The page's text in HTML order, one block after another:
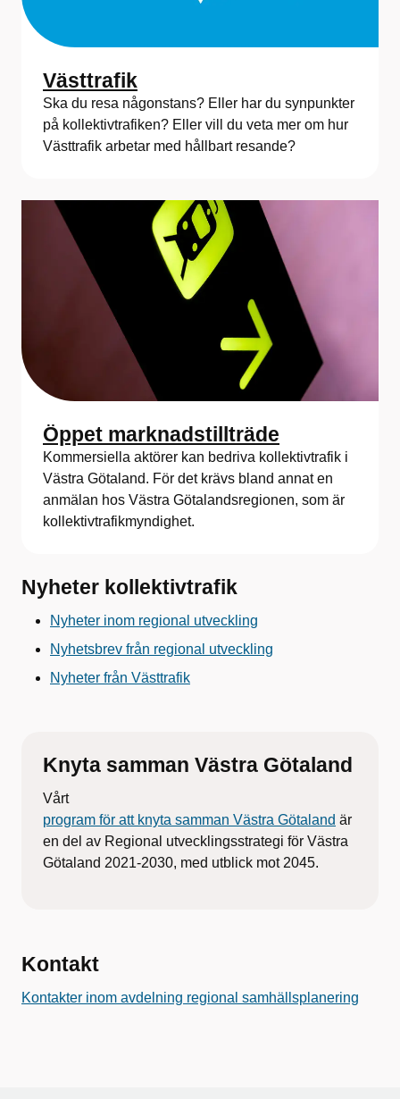
Västtrafik
Ska du resa någonstans? Eller har du synpunkter
på kollektivtrafiken? Eller vill du veta mer om hur
Västtrafik arbetar med hållbart resande?
Öppet marknadstillträde
Kommersiella aktörer kan bedriva kollektivtrafik i
Västra Götaland. För det krävs bland annat en
anmälan hos Västra Götalandsregionen, som är
kollektivtrafikmyndighet.
Nyheter kollektivtrafik
Nyheter inom regional utveckling
Nyhetsbrev från regional utveckling
Nyheter från Västtrafik
Knyta samman Västra Götaland
Vårt
program för att knyta samman Västra Götaland är
en del av Regional utvecklingsstrategi för Västra
Götaland 2021-2030, med utblick mot 2045.
Kontakt
Kontakter inom avdelning regional samhällsplanering